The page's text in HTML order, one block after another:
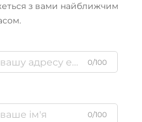
з вами найближчим
0/100
0/100